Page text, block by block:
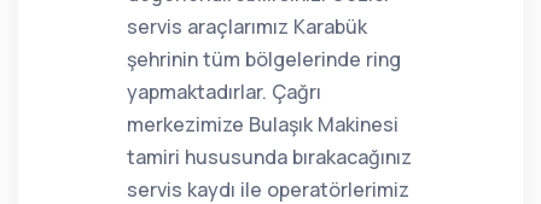
servis araçlarımız Karabük
şehrinin tüm bölgelerinde ring
yapmaktadırlar. Çağrı
merkezimize Bulaşık Makinesi
tamiri hususunda bırakacağınız
servis kaydı ile operatörlerimiz